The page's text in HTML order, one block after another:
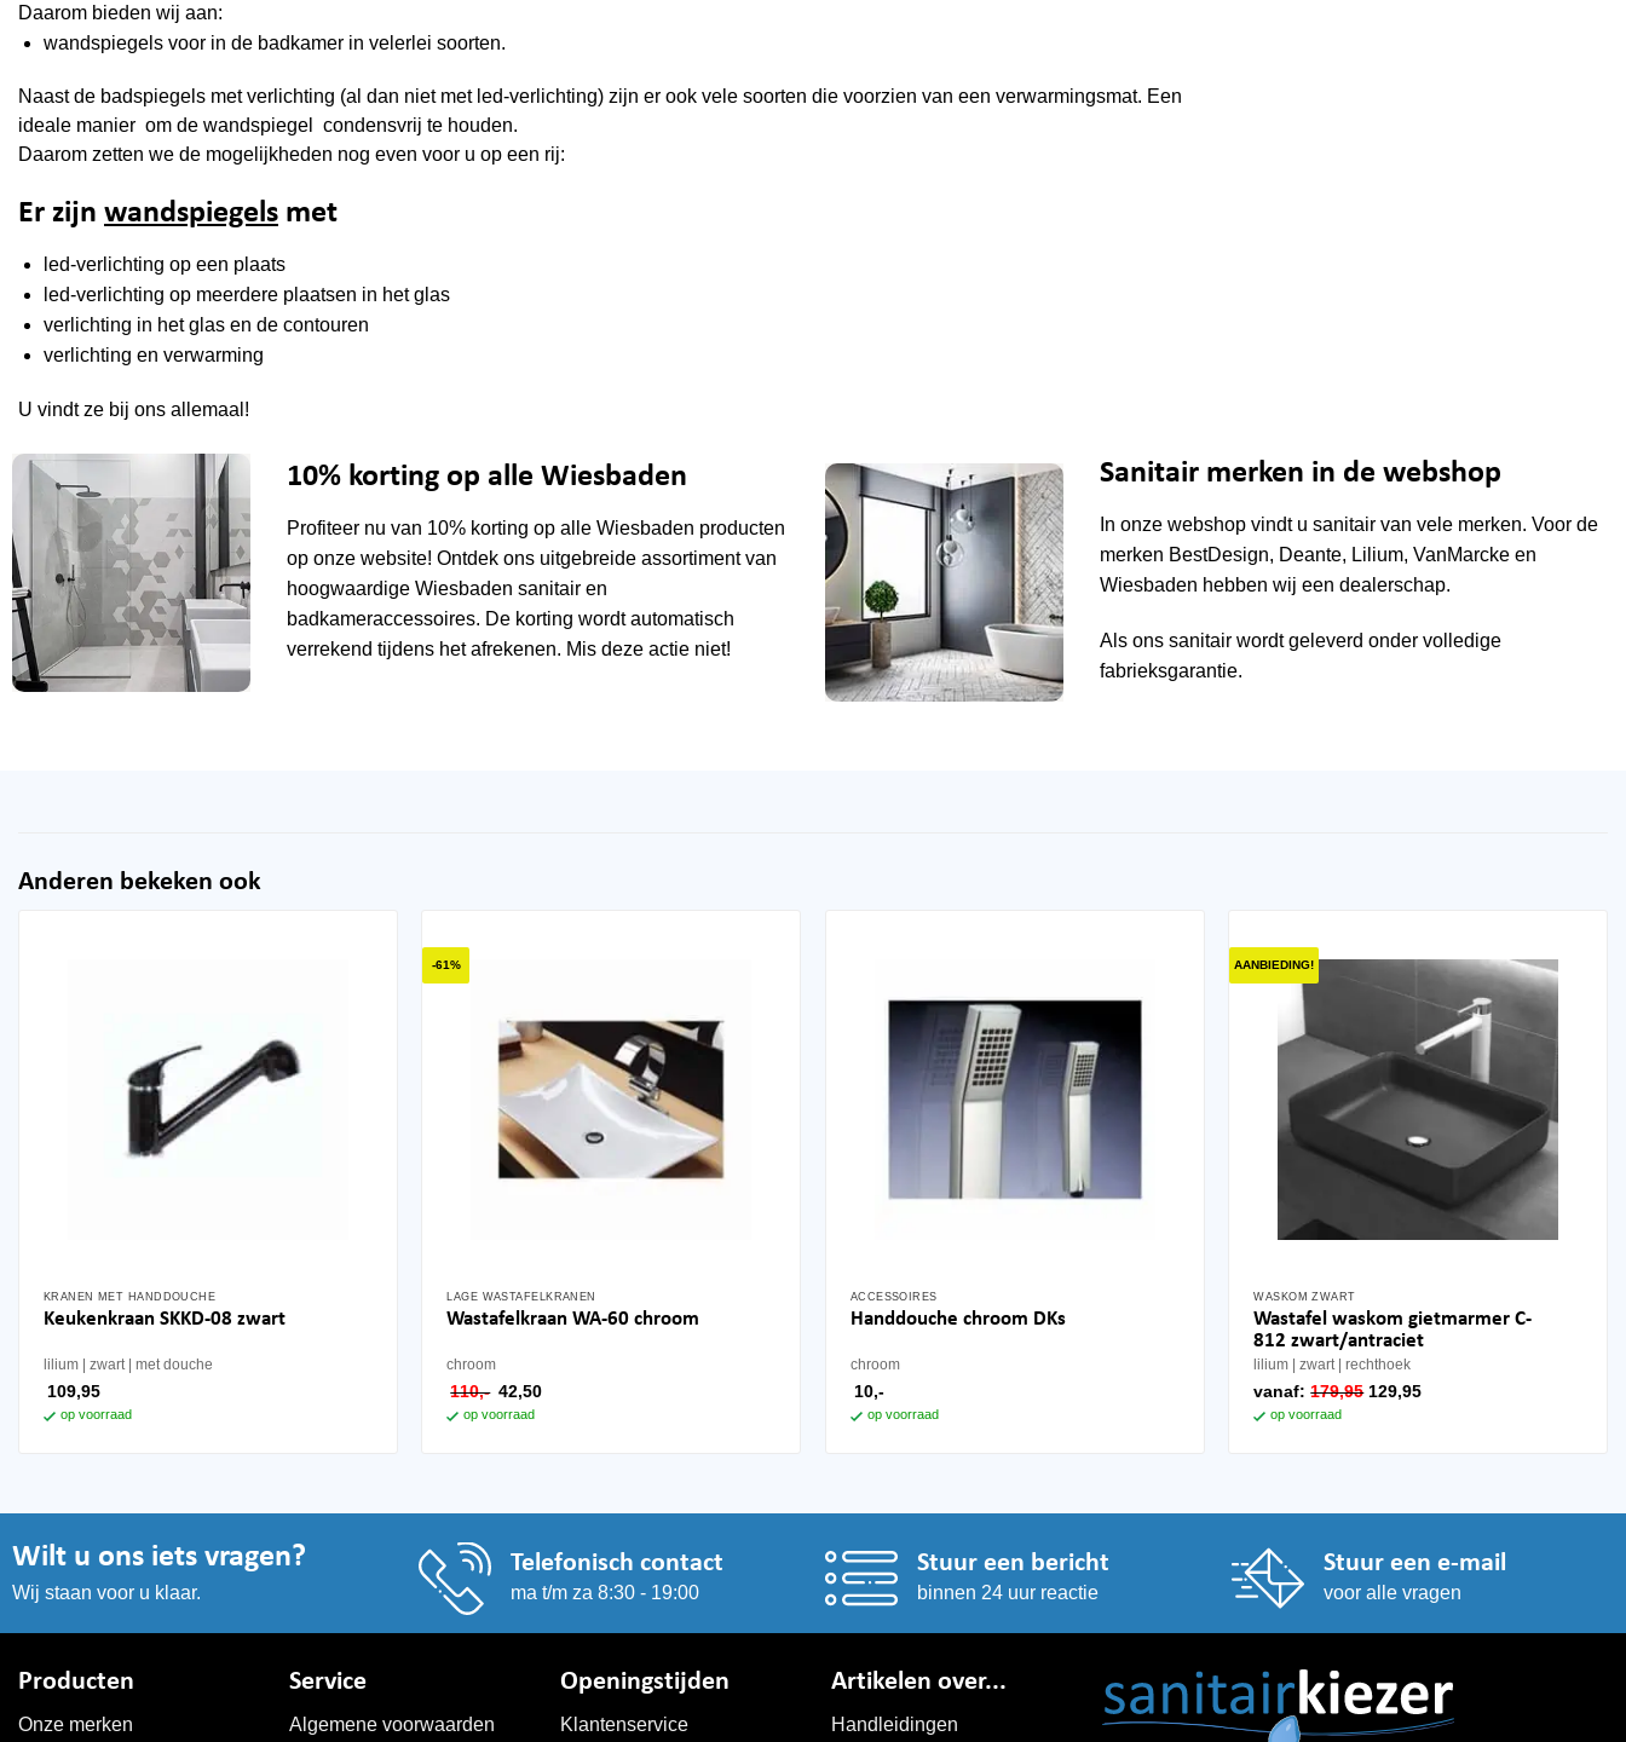
Daarom bieden wij aan:
wandspiegels voor in de badkamer in velerlei soorten.
Naast de badspiegels met verlichting (al dan niet met led-verlichting) zijn er ook vele soorten die voorzien van een verwarmingsmat. Een
ideale manier om de wandspiegel condensvrij te houden.
Daarom zetten we de mogelijkheden nog even voor u op een rij:
Er zijn wandspiegels met
led-verlichting op een plaats
led-verlichting op meerdere plaatsen in het glas
verlichting in het glas en de contouren
verlichting en verwarming
U vindt ze bij ons allemaal!
10% korting op alle Wiesbaden
Profiteer nu van 10% korting op alleWiesbaden producten
op onze website! Ontdek ons uitgebreide assortiment van
hoogwaardige Wiesbaden sanitair en
badkameraccessoires. De korting wordt automatisch
verrekend tijdens het afrekenen. Mis deze actie niet!
Sanitair merken in de webshop
In onze webshop vindt u sanitair van vele merken. Voor de
merken BestDesign, Deante, Lilium,VanMarcke en
Wiesbaden hebben wij een dealerschap.
Als ons sanitair wordt geleverd onder volledige
fabrieksgarantie.
Anderen bekeken ook
KRANEN MET HANDDOUCHE
Keukenkraan SKKD-08 zwart
lilium zwart met douche
109,95
op voorraad
-61%
LAGE WASTAFELKRANEN
Wastafelkraan WA-60 chroom
chroom
110,- oorspronkelijke
prijs
was:
42,50huidige
op voorraad
ACCESSOIRES
Handdouche chroom DKs
chroom
10,-
op voorraad
AANBIEDING!
WASKOM ZWART
Wastafel waskom gietmarmer C-
812 zwart/antraciet
lilium zwart rechthoek
vanaf:179,95 oorspronkelijke
129,95huidige
op voorraad
Wilt u ons iets vragen?
Wij staan voor u klaar.
Telefonisch contact
ma t/m za 8:30 - 19:00
Stuur een bericht
binnen 24 uur reactie
Stuur een e-mail
voor alle vragen
Producten
Onze merken
Service
Algemene voorwaarden
Openingstijden
Klantenservice
Artikelen over...
Handleidingen